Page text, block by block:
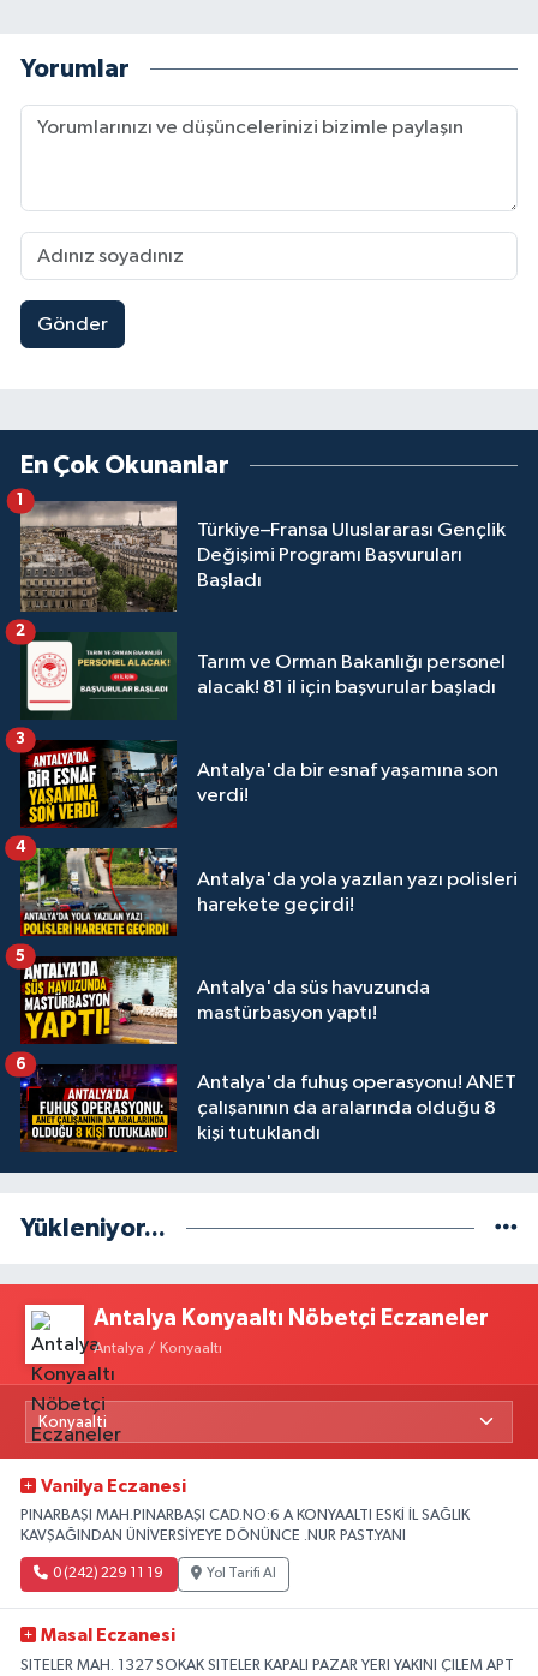
Yorumlar
Gönder
En Çok Okunanlar
Türkiye–Fransa Uluslararası Gençlik
Değişimi Programı Başvuruları
Başladı
1
Tarım ve Orman Bakanlığı personel
alacak! 81 il için başvurular başladı
2
Antalya'da bir esnaf yaşamına son
verdi!
3
Antalya'da yola yazılan yazı polisleri
harekete geçirdi!
4
Antalya'da süs havuzunda
mastürbasyon yaptı!
5
Antalya'da fuhuş operasyonu! ANET
çalışanının da aralarında olduğu 8
kişi tutuklandı
6
Yükleniyor...
Antalya Konyaaltı Nöbetçi Eczaneler
Antalya / Konyaaltı
Vanilya Eczanesi
PINARBAŞI MAH.PINARBAŞI CAD.NO:6 A KONYAALTI ESKİ İL SAĞLIK
KAVŞAĞINDAN ÜNİVERSİYEYE DÖNÜNCE .NUR PAST.YANI
0 (242) 229 11 19 Yol Tarifi Al
Masal Eczanesi
SITELER MAH. 1327 SOKAK SITELER KAPALI PAZAR YERI YAKINI ÇILEM APT